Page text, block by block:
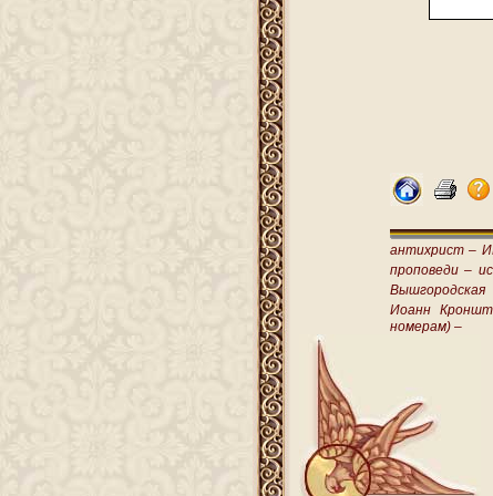
антихрист –
проповеди –
Иоанн
номерам) –